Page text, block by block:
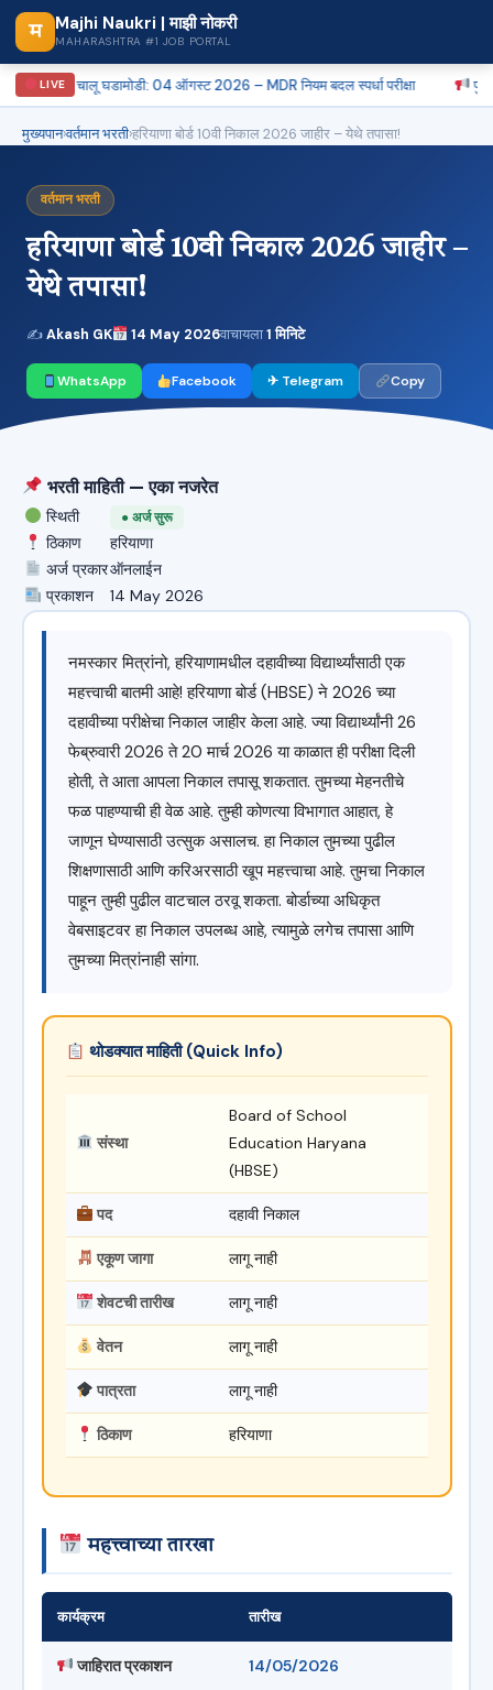
म Majhi Naukri | माझी नोकरी
MAHARASHTRA #1 JOB PORTAL
LIVE
चालू घडामोडी: 04 ऑगस्ट 2026 – MDR नियम बदल स्पर्धा परीक्षा पुणे
मुख्यपान›वर्तमान भरती›हरियाणा बोर्ड 10वी निकाल 2026 जाहीर – येथे तपासा!
वर्तमान भरती
हरियाणा बोर्ड 10वी निकाल 2026 जाहीर –
येथे तपासा!
✍Akash GK 14 May 2026वाचायला1 मिनिटे
WhatsApp Facebook ✈ Telegram Copy
भरती माहिती — एका नजरेत
स्थिती ● अर्ज सुरू
ठिकाण
हरियाणा
अर्ज प्रकारऑनलाईन
प्रकाशन
14 May 2026
नमस्कार मित्रांनो, हरियाणामधील दहावीच्या विद्यार्थ्यांसाठी एक
महत्त्वाची बातमी आहे! हरियाणा बोर्ड (HBSE) ने 2026 च्या
दहावीच्या परीक्षेचा निकाल जाहीर केला आहे. ज्या विद्यार्थ्यांनी 26
फेब्रुवारी 2026 ते 20 मार्च 2026 या काळात ही परीक्षा दिली
होती, ते आता आपला निकाल तपासू शकतात. तुमच्या मेहनतीचे
फळ पाहण्याची ही वेळ आहे. तुम्ही कोणत्या विभागात आहात, हे
जाणून घेण्यासाठी उत्सुक असालच. हा निकाल तुमच्या पुढील
शिक्षणासाठी आणि करिअरसाठी खूप महत्त्वाचा आहे. तुमचा निकाल
पाहून तुम्ही पुढील वाटचाल ठरवू शकता. बोर्डाच्या अधिकृत
वेबसाइटवर हा निकाल उपलब्ध आहे, त्यामुळे लगेच तपासा आणि
तुमच्या मित्रांनाही सांगा.
थोडक्यात माहिती (Quick Info)
संस्था
Board of School
Education Haryana
(HBSE)
पद दहावी निकाल
एकूण जागा लागू नाही
शेवटची तारीख लागू नाही
वेतन लागू नाही
पात्रता लागू नाही
ठिकाण हरियाणा
महत्त्वाच्या तारखा
कार्यक्रम तारीख
जाहिरात प्रकाशन 14/05/2026